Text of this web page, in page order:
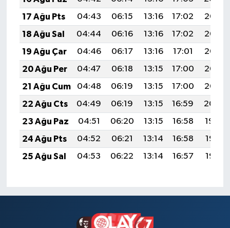
17 Ağu Pts
04:43 06:15 13:16 17:02
20:07
18 Ağu Sal
04:44 06:16 13:16 17:02
20:06
19 Ağu Çar
04:46 06:17 13:16 17:01
20:05
20 Ağu Per
04:47 06:18 13:15 17:00
20:03
21 Ağu Cum
04:48 06:19 13:15 17:00
20:02
22 Ağu Cts
04:49 06:19 13:15 16:59
20:00
23 Ağu Paz
04:51 06:20 13:15 16:58
19:59
24 Ağu Pts
04:52 06:21 13:14 16:58
19:58
25 Ağu Sal
04:53 06:22 13:14 16:57 19:56